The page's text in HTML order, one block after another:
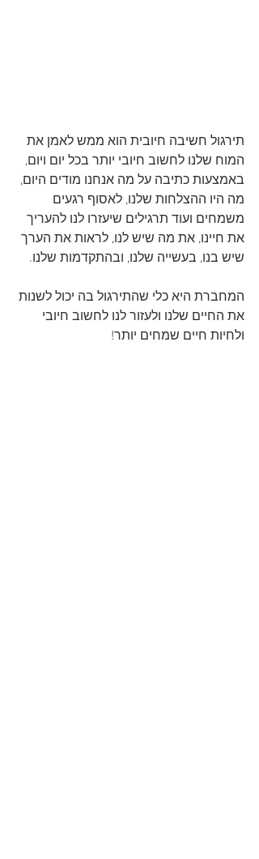
תירגול חשיבה חיובית הוא ממש לאמן את
המוח שלנו לחשוב חיובי יותר בכל יום ויום,
באמצעות כתיבה על מה אנחנו מודים היום,
מה היו ההצלחות שלנו, לאסוף רגעים
משמחים ועוד תרגילים שיעזרו לנו להעריך
את חיינו, את מה שיש לנו, לראות את הערך
שיש בנו, בעשייה שלנו, ובהתקדמות שלנו.
המחברת היא כלי שהתירגול בה יכול לשנות
את החיים שלנו ולעזור לנו לחשוב חיובי
ולחיות חיים שמחים יותר!